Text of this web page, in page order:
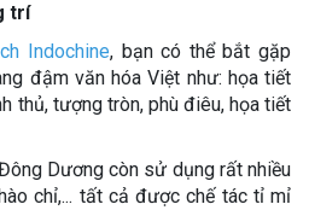
trí
Indochine, bạn có thể bắt gặp
đậm văn hóa Việt như: họa tiết
thủ, tượng tròn, phù điêu, họa tiết
Dương còn sử dụng rất nhiều
chỉ,... tất cả được chế tác tỉ mỉ